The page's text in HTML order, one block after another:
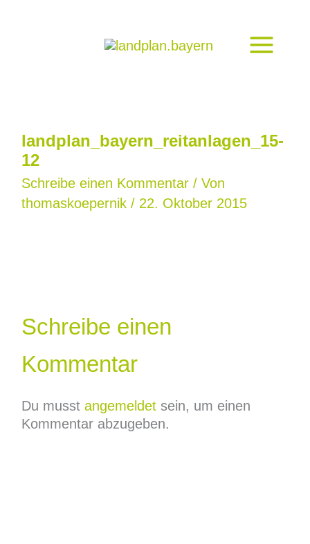
landplan_bayern_reitanlagen_15-
12
Schreibe einen Kommentar / Von
thomaskoepernik / 22. Oktober 2015
Schreibe einen
Kommentar
Du musst angemeldetsein, um einen
Kommentar abzugeben.